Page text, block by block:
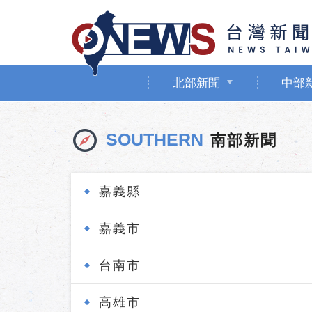
北部新聞 中部
SOUTHERN 南部新聞
嘉義縣
嘉義市
台南市
高雄市